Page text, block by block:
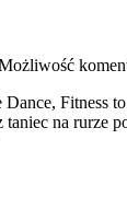
Fitness
na rurze